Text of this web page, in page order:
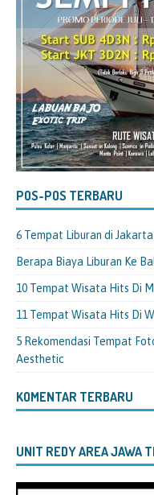
POS-POS TERBARU
6 Tempat Liburan di
Berapa Biaya Liburan Ke
10 Tempat Wisata Hits Di
11 Tempat Wisata Hits Di
5 Rekomendasi Tempat
Aesthetic
KOMENTAR TERBARU
UNIT REDY AREA JAWA